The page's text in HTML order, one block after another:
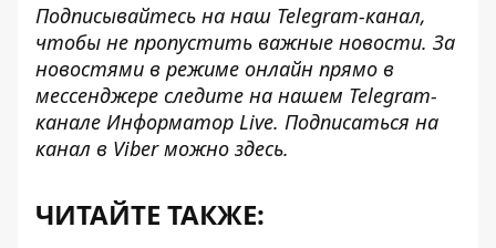
Подписывайтесь на наш Telegram-канал,
чтобы не пропустить важные новости. За
новостями в режиме онлайн прямо в
мессенджере следите на нашем Telegram-
канале Информатор Live. Подписаться на
канал в Viber можно здесь.
ЧИТАЙТЕ ТАКЖЕ: